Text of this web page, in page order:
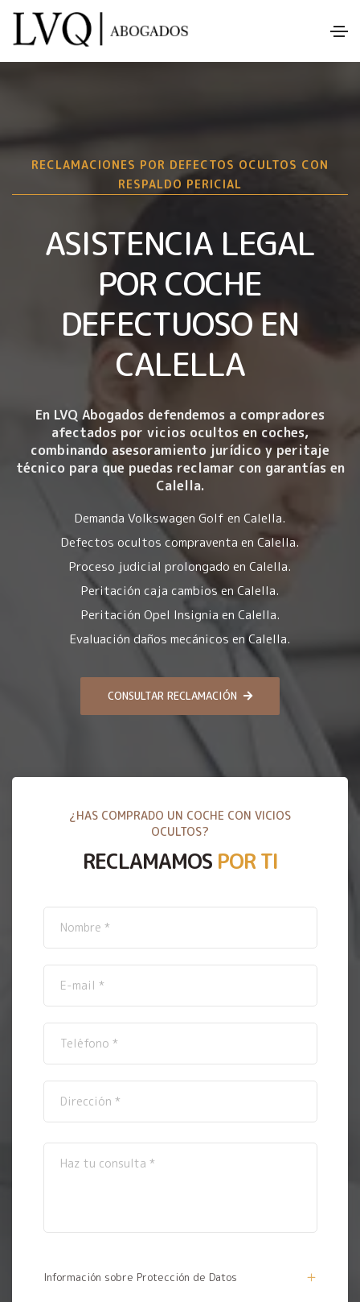
RECLAMACIONES POR DEFECTOS OCULTOS CON
RESPALDO PERICIAL
ASISTENCIA LEGAL
POR COCHE
DEFECTUOSO EN
CALELLA
En LVQ Abogados defendemos a compradores
afectados por vicios ocultos en coches,
combinando asesoramiento jurídico y peritaje
técnico para que puedas reclamar con garantías en
Calella.
Demanda Volkswagen Golf en Calella.
Defectos ocultos compraventa en Calella.
Proceso judicial prolongado en Calella.
Peritación caja cambios en Calella.
Peritación Opel Insignia en Calella.
Evaluación daños mecánicos en Calella.
CONSULTAR RECLAMACIÓN
¿HAS COMPRADO UN COCHE CON VICIOS
OCULTOS?
RECLAMAMOS POR TI
Información sobre Protección de Datos